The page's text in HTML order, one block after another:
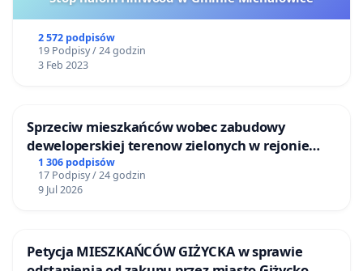
2 572 podpisów
19 Podpisy / 24 godzin
3 Feb 2023
Sprzeciw mieszkańców wobec zabudowy
deweloperskiej terenow zielonych w rejonie
Bulwarów Straceńskich w Bielsku-Białej
1 306 podpisów
17 Podpisy / 24 godzin
9 Jul 2026
Petycja MIESZKAŃCÓW GIŻYCKA w sprawie